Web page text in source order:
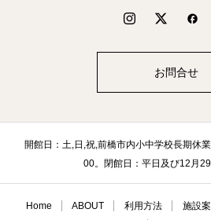
お問合せ
開館日：土,日,祝,前橋市内小中学校長期休
00。閉館日：平日及び12月29
Home ABOUT 利用方法 施設